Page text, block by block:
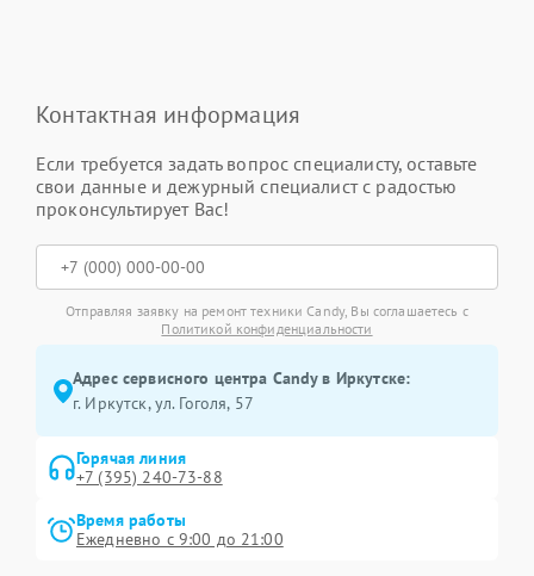
Контактная информация
Если требуется задать вопрос специалисту, оставьте
свои данные и дежурный специалист с радостью
проконсультирует Вас!
Отправляя заявку на ремонт техники Candy, Вы соглашаетесь с
Политикой конфиденциальности
Адрес сервисного центра Candy в Иркутске:
г. Иркутск, ул. ​Гоголя, 57
Горячая линия
+7 (395) 240-73-88
Время работы
Ежедневно с 9:00 до 21:00